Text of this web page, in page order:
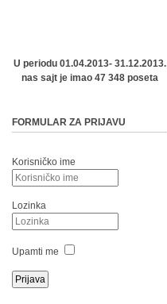
U periodu 01.04.2013- 31.12.2013.
nas sajt je imao 47 348 poseta
FORMULAR ZA PRIJAVU
Korisničko ime
Lozinka
Upamti me